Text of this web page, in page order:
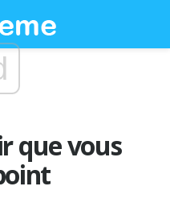
que vous